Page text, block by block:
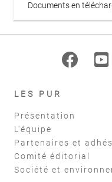
Documents en
LES PUR
Présentation
L'équipe
Partenaires et
Comité éditorial
Société et